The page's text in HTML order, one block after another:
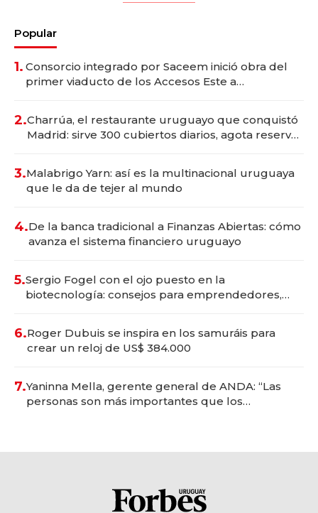
Popular
1. Consorcio integrado por Saceem inició obra del
primer viaducto de los Accesos Este a
2.Charrúa, el restaurante uruguayo que conquistó
Madrid: sirve 300 cubiertos diarios, agota reservas
3.Malabrigo Yarn: así es la multinacional uruguaya
que le da de tejer al mundo
4.De la banca tradicional a Finanzas Abiertas: cómo
avanza el sistema financiero uruguayo
5.Sergio Fogel con el ojo puesto en la
biotecnología: consejos para emprendedores,
6.Roger Dubuis se inspira en los samuráis para
crear un reloj de US$ 384.000
7.Yaninna Mella, gerente general de ANDA: “Las
personas son más importantes que los